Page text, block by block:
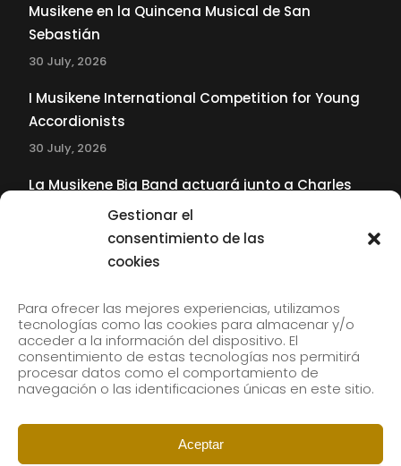
Gestionar el
consentimiento de las
cookies
Para ofrecer las mejores experiencias, utilizamos
tecnologías como las cookies para almacenar y/o
acceder a la información del dispositivo. El
consentimiento de estas tecnologías nos permitirá
procesar datos como el comportamiento de
navegación o las identificaciones únicas en este sitio.
Aceptar
Musikene en la Quincena Musical de San
Sebastián
30 July, 2026
I Musikene International Competition for Young
Accordionists
30 July, 2026
La Musikene Big Band actuará junto a Charles
Tolliver en el 61 Jazzaldia
Subscribe to our newsletter to receive our news by
email.